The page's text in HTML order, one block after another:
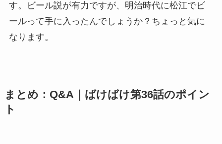
す。ビール説が有力ですが、明治時代に松江でビ
ールって手に入ったんでしょうか？ちょっと気に
なります。
まとめ：Q&A｜ばけばけ第36話のポイン
ト